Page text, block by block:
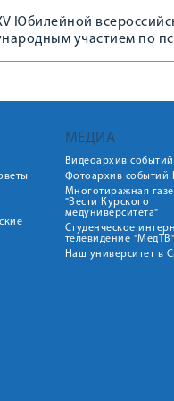
Юбилейной
участием по
МЕДИА
Видеоархив
Фотоархив событий
Многотиражная
"Вести Курского
медуниверситета"
Студенческое
телевидение "МедТВ"
Наш университет в